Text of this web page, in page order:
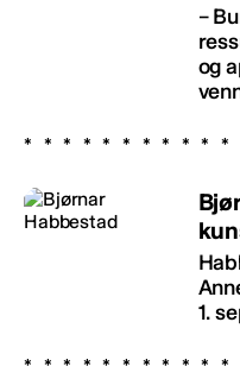
–
og
1.